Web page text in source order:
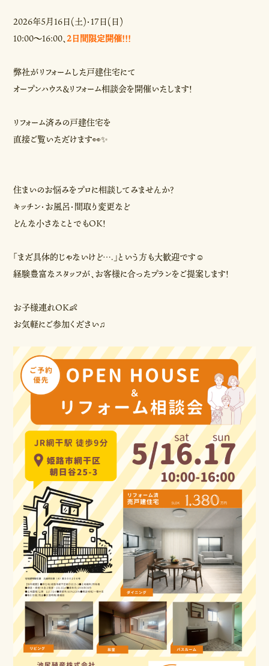
2026年5月16日(土)・17日(日)
10:00～16:00、2日間限定開催！！！
弊社がリフォームした戸建住宅にて
オープンハウス＆リフォーム相談会を開催いたします！
リフォーム済みの戸建住宅を
直接ご覧いただけます👀✨
住まいのお悩みをプロに相談してみませんか？
キッチン・お風呂・間取り変更など
どんな小さなことでもOK！
「まだ具体的じゃないけど….」という方も大歓迎です☺
経験豊富なスタッフが、お客様に合ったプランをご提案します！
お子様連れOK👶
お気軽にご参加ください♫